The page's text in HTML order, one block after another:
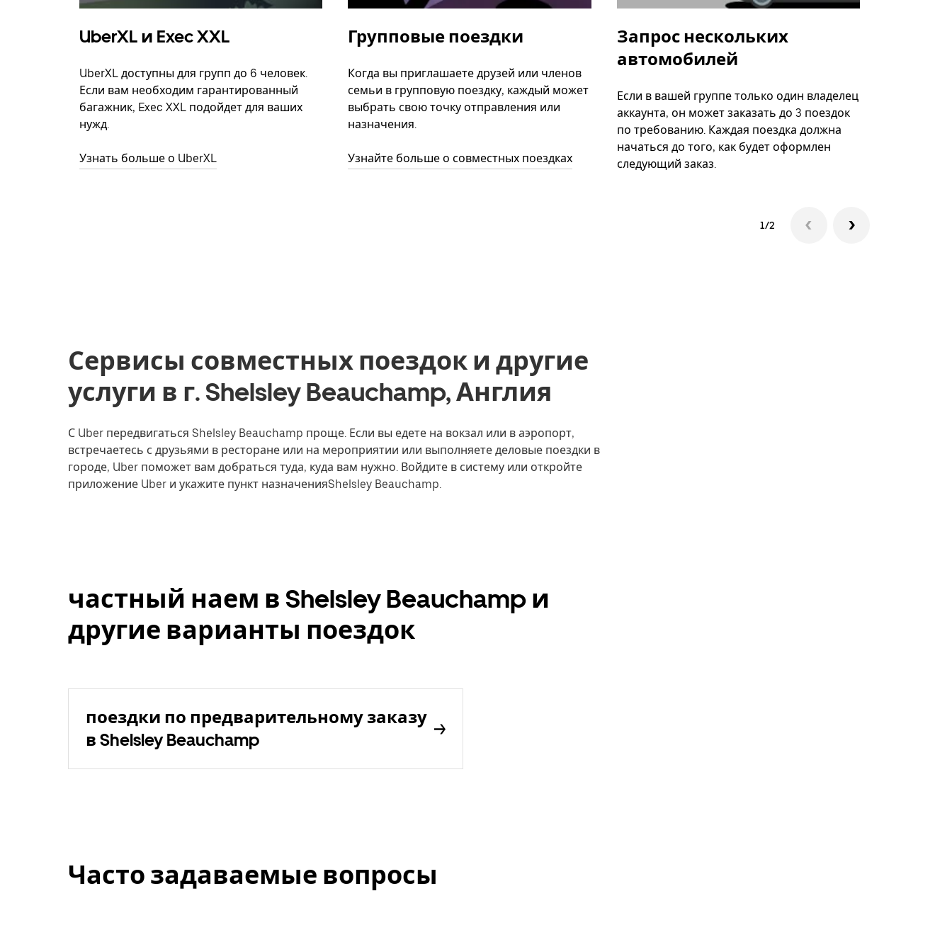
UberXL и Exec XXL
UberXL доступны для групп до 6 человек.
Если вам необходим гарантированный
багажник, Exec XXL подойдет для ваших
нужд.
Узнать больше о UberXL
Групповые поездки
Когда вы приглашаете друзей или членов
семьи в групповую поездку, каждый может
выбрать свою точку отправления или
назначения.
Узнайте больше о совместных поездках
Запрос нескольких
автомобилей
Если в вашей группе только один владелец
аккаунта, он может заказать до 3 поездок
по требованию. Каждая поездка должна
начаться до того, как будет оформлен
следующий заказ.
1/2
Сервисы совместных поездок и другие
услуги в г. Shelsley Beauchamp, Англия
С Uber передвигаться Shelsley Beauchamp проще. Если вы едете на вокзал или в аэропорт,
встречаетесь с друзьями в ресторане или на мероприятии или выполняете деловые поездки в
городе, Uber поможет вам добраться туда, куда вам нужно. Войдите в систему или откройте
приложение Uber и укажите пункт назначенияShelsley Beauchamp.
частный наем в Shelsley Beauchamp и
другие варианты поездок
поездки по предварительному заказу
в Shelsley Beauchamp
Часто задаваемые вопросы